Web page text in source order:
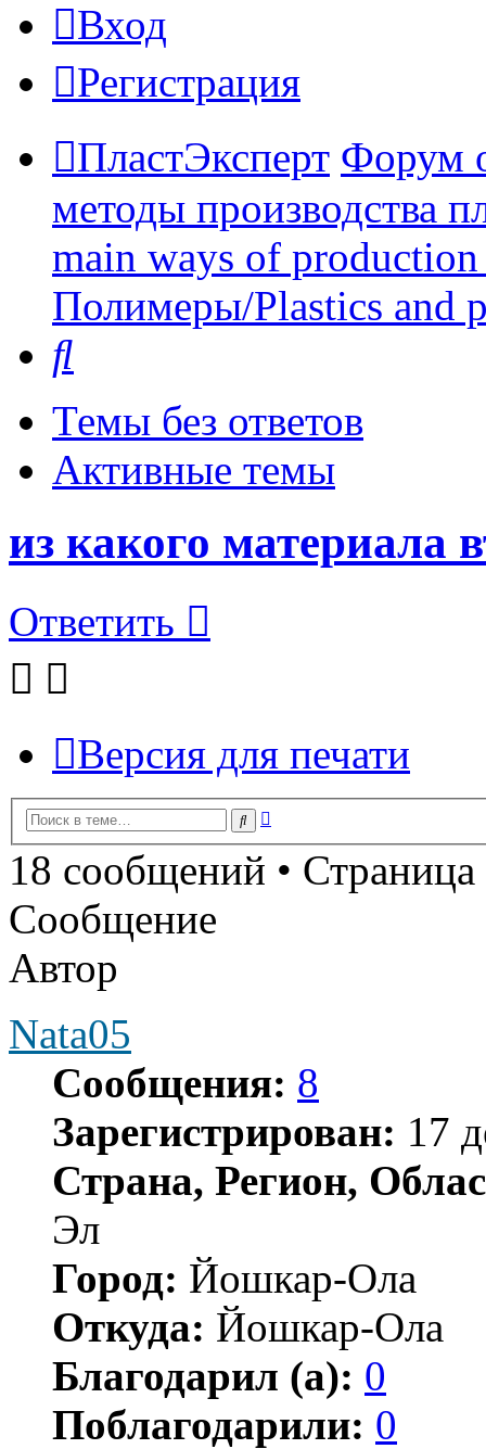
Вход
Регистрация
ПластЭксперт Форум
методы производства
main ways of
Полимеры/Plastics and
Темы без ответов
Активные темы
из какого материала
Ответить
Версия для печати
Поиск
18 сообщений • Страница
Сообщение
Автор
Nata05
Сообщения: 8
Зарегистрирован: 17
Страна, Регион,
Эл
Город: Йошкар-Ола
Откуда: Йошкар-Ола
Благодарил (а): 0
Поблагодарили: 0